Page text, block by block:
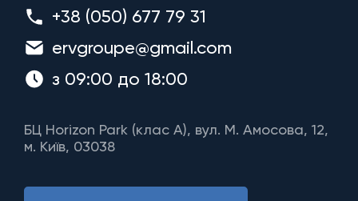
+38 (050) 677 79 31
ervgroupe@gmail.com
з 09:00 до 18:00
БЦ Horizon Park (клас A), вул. М. Амосова, 12,
м. Київ, 03038